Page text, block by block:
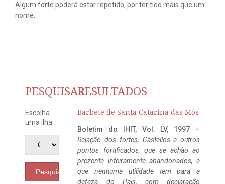
Algum forte poderá estar repetido, por ter tido mais que um
nome.
PESQUISAR
Escolha
uma ilha:
Pesquisar
RESULTADOS
Barbete de Santa Catarina das Mós
Boletim do IHIT, Vol. LV, 1997 –
Relação dos fortes, Castellos e outros
pontos fortificados, que se achão ao
prezente inteiramente abandonados, e
que nenhuma utilidade tem para a
defeza do Pais, com declaração